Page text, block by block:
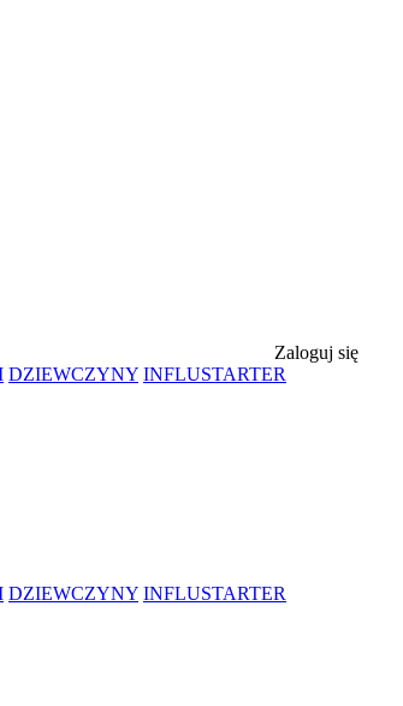
Zaloguj się
DZIEWCZYNY INFLUSTARTER
DZIEWCZYNY INFLUSTARTER